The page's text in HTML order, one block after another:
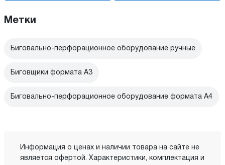
Метки
Биговально-перфорационное оборудование ручные
Биговщики формата А3
Биговально-перфорационное оборудование формата А4
Информация о ценах и наличии товара на сайте не
является офертой. Характеристики, комплектация и